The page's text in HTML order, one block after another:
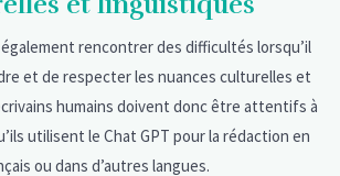
rencontrer des difficultés lorsqu’il
et de respecter les nuances culturelles et
humains doivent donc être attentifs à
utilisent le Chat GPT pour la rédaction en
ou dans d’autres langues.